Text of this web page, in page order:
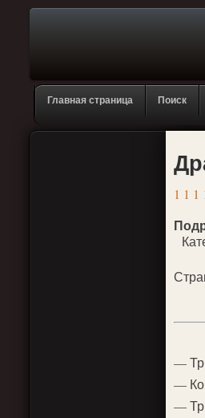
Главная страница Поиск
1 1 1
—
—
—